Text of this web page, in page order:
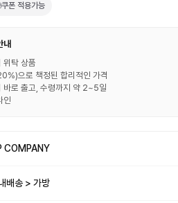
쿠폰 적용가능
내
위탁 상품
으로 책정된 합리적인 가격
바로 출고, 수령까지 약 2~5일
인
COMPANY
배송 > 가방